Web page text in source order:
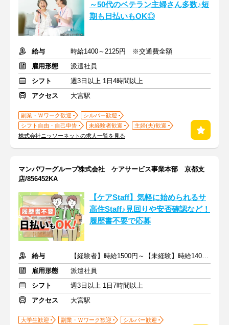
～50代のベテラン主婦さん多数♪短
期も日払いもOK◎
給与
時給1400～2125円 ※交通費全額
雇用形態
派遣社員
シフト
週3日以上 1日4時間以上
アクセス
大宮駅
副業・Ｗワーク歓迎
シルバー歓迎
シフト自由・自己申告
未経験者歓迎
主婦(夫)歓迎
株式会社ニッソーネットの求人一覧を見る
マンパワーグループ株式会社 ケアサービス事業本部 京都支
店/856452KA
【ケアStaff】気軽に始められるサ
高住Staff♪見回りや安否確認など！
履歴書不要で応募
給与
【経験者】時給1500円～【未経験】時給1400円～ ※交通費全額
雇用形態
派遣社員
シフト
週3日以上 1日7時間以上
アクセス
大宮駅
大学生歓迎 副業・Ｗワーク歓迎
シルバー歓迎